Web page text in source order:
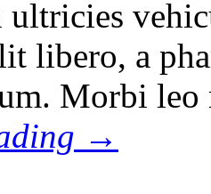
libero, a
Morbi leo
→